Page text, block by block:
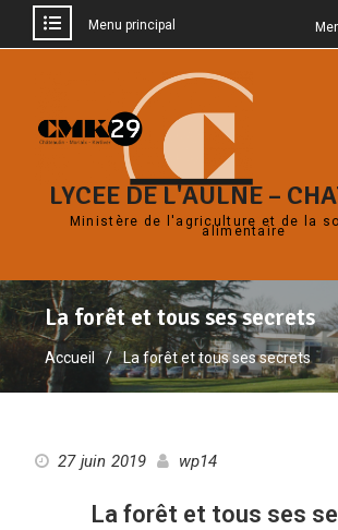
Menu principal
LYCEE DE L'AULNE –
Ministère de l'agriculture et de la
alimentaire
La forêt et tous ses secrets
Accueil La forêt et tous ses secrets
27 juin 2019 wp14
La forêt et tous ses